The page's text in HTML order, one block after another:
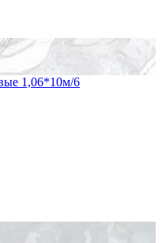
1,06*10м/6